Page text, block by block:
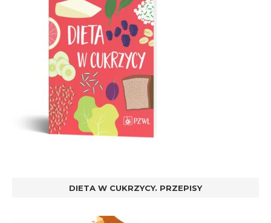
DIETA W CUKRZYCY. PRZEPISY